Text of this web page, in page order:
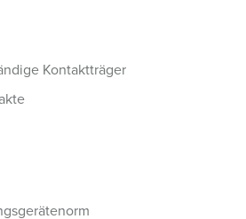
Kontaktträger